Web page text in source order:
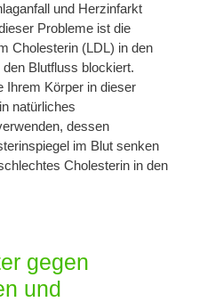
und Herzinfarkt
Probleme ist die
Cholesterin (LDL) in den
Blutfluss blockiert.
Ihrem Körper in dieser
natürliches
dessen
im Blut senken
Cholesterin in den
gegen
und